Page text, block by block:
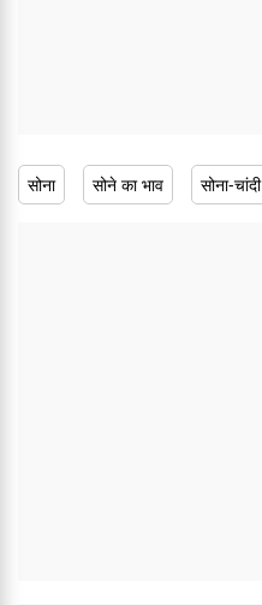
सोना सोने का भाव सोना-चांदी